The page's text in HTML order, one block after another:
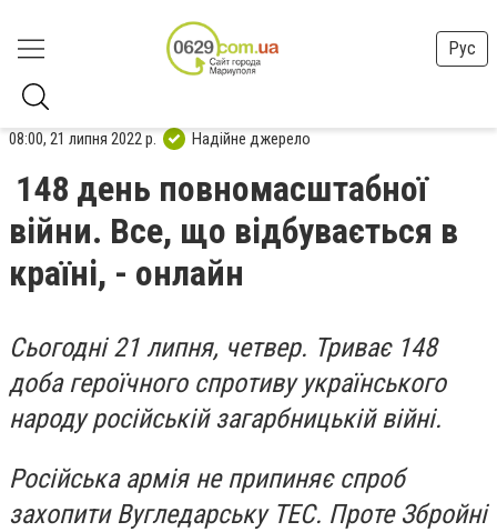
Рус
08:00, 21 липня 2022 р. Надійне джерело
148 день повномасштабної
війни. Все, що відбувається в
країні, - онлайн
Сьогодні 21 липня, четвер. Триває 148
доба героїчного спротиву українського
народу російській загарбницькій війні.
Російська армія не припиняє спроб
захопити Вугледарську ТЕС. Проте Збройні